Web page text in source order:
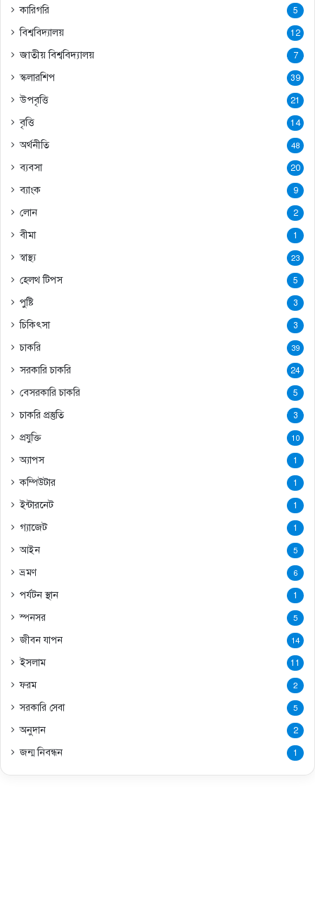
কারিগরি 5
বিশ্ববিদ্যালয় 12
জাতীয় বিশ্ববিদ্যালয় 7
স্কলারশিপ 39
উপবৃত্তি 21
বৃত্তি 14
অর্থনীতি 48
ব্যবসা 20
ব্যাংক 9
লোন 2
বীমা 1
স্বাস্থ্য 23
হেলথ টিপস 5
পুষ্টি 3
চিকিৎসা 3
চাকরি 39
সরকারি চাকরি 24
বেসরকারি চাকরি 5
চাকরি প্রস্তুতি 3
প্রযুক্তি 10
অ্যাপস 1
কম্পিউটার 1
ইন্টারনেট 1
গ্যাজেট 1
আইন 5
ভ্রমণ 6
পর্যটন স্থান 1
স্পনসর 5
জীবন যাপন 14
ইসলাম 11
ফরম 2
সরকারি সেবা 5
অনুদান 2
জন্ম নিবন্ধন 1